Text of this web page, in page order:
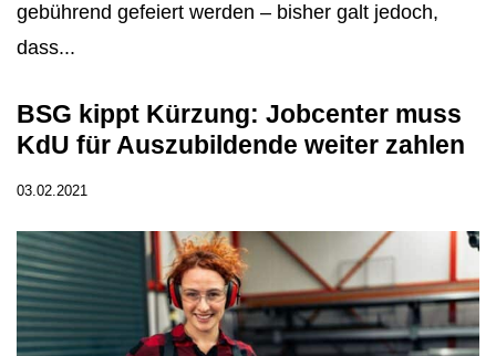
gebührend gefeiert werden – bisher galt jedoch,
dass...
BSG kippt Kürzung: Jobcenter muss
KdU für Auszubildende weiter zahlen
03.02.2021